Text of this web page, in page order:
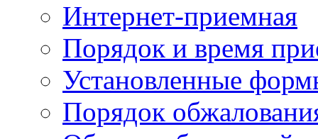
Интернет-приемная
Порядок и время
Установленные
Порядок